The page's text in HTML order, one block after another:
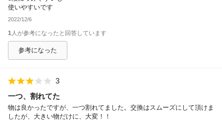
使いやすいです
2022/12/6
1人が参考になったと回答しています
参考になった
3
一つ、割れてた
物は良かったですが、一つ割れてました。交換はスムーズにして頂けま
したが、大きい物だけに、大変！！